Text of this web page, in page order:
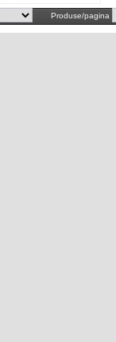
Produse/pagina